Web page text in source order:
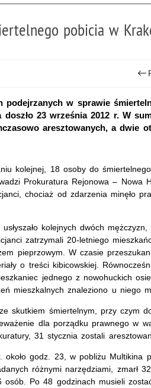
pobicia w
podejrzanych w sprawie
23 września 2012 r. W
aresztowanych, a dwie
kolejnej, 18 osoby do
Prokuratura Rejonowa – Nowa
chociaż od zdarzenia minęło
kolejnych dwóch mężczyzn,
zatrzymali 20-letniego
pieprzowym. W czasie
o treści kibicowskiej.
jednego z nowohuckich
mieszkalnych znaleziono u niego
skutkiem śmiertelnym, przy czym
dla porządku prawnego w
31 stycznia zostali
godz. 23, w pobliżu Multikina
różnymi narzędziami, zmarł
Po 48 godzinach musieli